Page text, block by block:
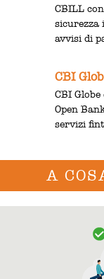
CBILL
sicurezza
avvisi di
CBI
CBI
Open
servizi
A